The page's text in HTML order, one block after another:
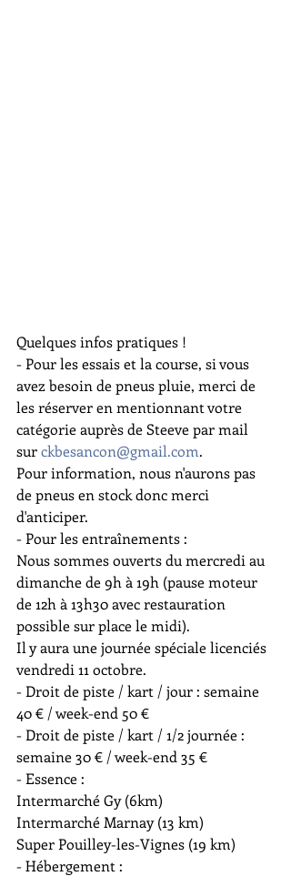
Quelques infos pratiques !
- Pour les essais et la course, si vous
avez besoin de pneus pluie, merci de
les réserver en mentionnant votre
catégorie auprès de Steeve par mail
sur ckbesancon@gmail.com.
Pour information, nous n'aurons pas
de pneus en stock donc merci
d'anticiper.
- Pour les entraînements :
Nous sommes ouverts du mercredi au
dimanche de 9h à 19h (pause moteur
de 12h à 13h30 avec restauration
possible sur place le midi).
Il y aura une journée spéciale licenciés
vendredi 11 octobre.
- Droit de piste / kart / jour : semaine
40 € / week-end 50 €
- Droit de piste / kart / 1/2 journée :
semaine 30 € / week-end 35 €
- Essence :
Intermarché Gy (6km)
Intermarché Marnay (13 km)
Super Pouilley-les-Vignes (19 km)
- Hébergement :